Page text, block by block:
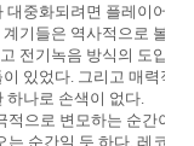
중화되려면 플레이어의
기들은 역사적으로 볼
전기녹음 방식의 도입이
있었다. 그리고 매력적
하나로 손색이 없다.
적으로 변모하는 순간이라
는 순간일 듯 하다. 레코드